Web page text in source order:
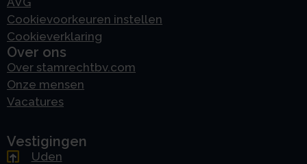
Cookievoorkeuren instellen
Cookieverklaring
Over ons
Over stamrechtbv.com
Onze mensen
Vacatures
Vestigingen
Uden